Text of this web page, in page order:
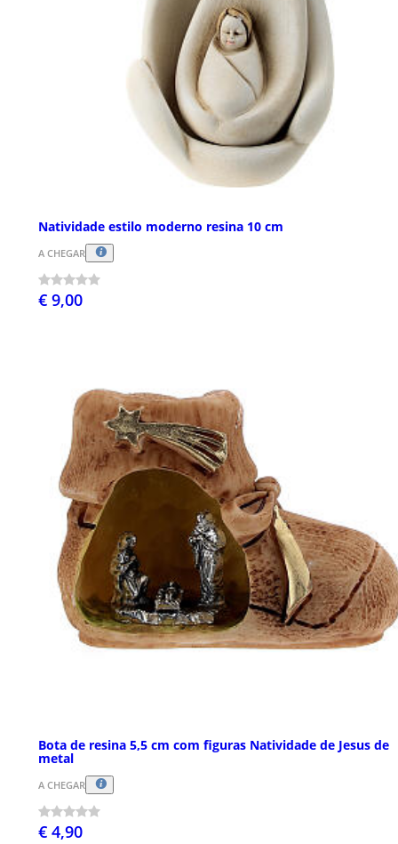
Natividade estilo moderno resina 10 cm
A CHEGAR
€ 9,00
Bota de resina 5,5 cm com figuras Natividade de Jesus de
metal
A CHEGAR
€ 4,90